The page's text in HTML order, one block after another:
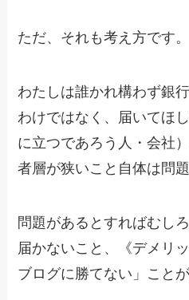
ただ、それも考え方です。
わたしは誰かれ構わず銀
わけではなく、届いてほ
に立つであろう人・会社
者層が狭いこと自体は問
問題があるとすればむし
届かないこと、《デメリ
ブログに勝てない」ことが